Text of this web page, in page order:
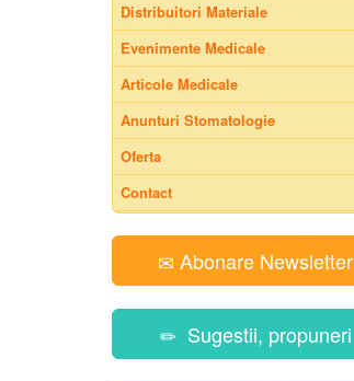
Distribuitori Materiale
Evenimente Medicale
Articole Medicale
Anunturi Stomatologie
Oferta
Contact
Abonare Newsletter
Sugestii, propuneri